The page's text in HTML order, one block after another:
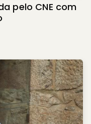
CNE com